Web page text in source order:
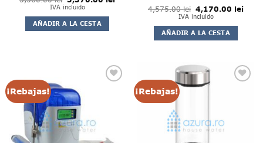
precio
era:
3,560.00 lei. 3,370.00 lei.
IVA incluido
AÑADIR A LA CESTA
Rated5de
4,575.00lei El
precio
era:
4,575.00 lei.
4,170.00 leiEl
IVA incluido
AÑADIR A LA CESTA
¡Rebajas! ¡Rebajas!